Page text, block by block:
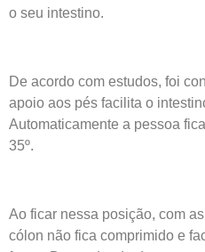
o seu intestino.
De acordo com estudos, foi
apoio aos pés facilita o
Automaticamente a pessoa
35º.
Ao ficar nessa posição, com
cólon não fica comprimido e